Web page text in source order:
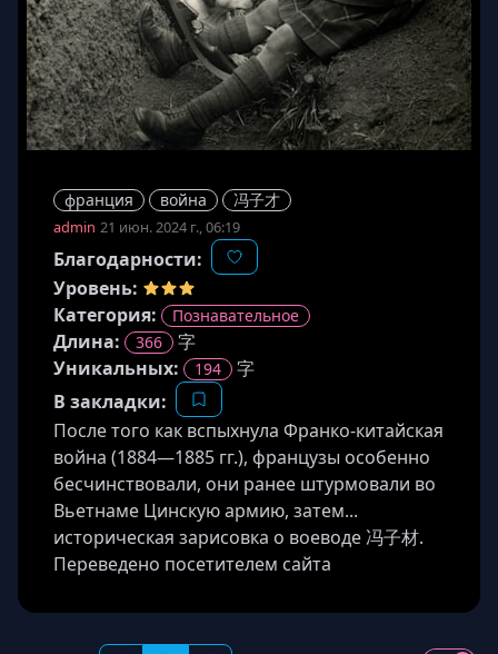
франция война 冯子才
admin 21 июн. 2024 г., 06:19
Благодарности:
Уровень:
Категория:
Познавательное
Длина: 366
字
Уникальных:
194
字
В закладки:
После того как вспыхнула Франко-китайская
война (1884—1885 гг.), французы особенно
бесчинствовали, они ранее штурмовали во
Вьетнаме Цинскую армию, затем...
историческая зарисовка о воеводе 冯子材.
Переведено посетителем сайта